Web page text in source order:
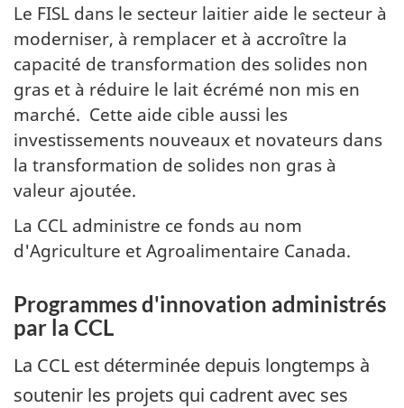
Le FISL dans le secteur laitier aide le secteur à
moderniser, à remplacer et à accroître la
capacité de transformation des solides non
gras et à réduire le lait écrémé non mis en
marché. Cette aide cible aussi les
investissements nouveaux et novateurs dans
la transformation de solides non gras à
valeur ajoutée.
La CCL administre ce fonds au nom
d'Agriculture et Agroalimentaire Canada.
Programmes d'innovation administrés
par la CCL
La CCL est déterminée depuis longtemps à
soutenir les projets qui cadrent avec ses